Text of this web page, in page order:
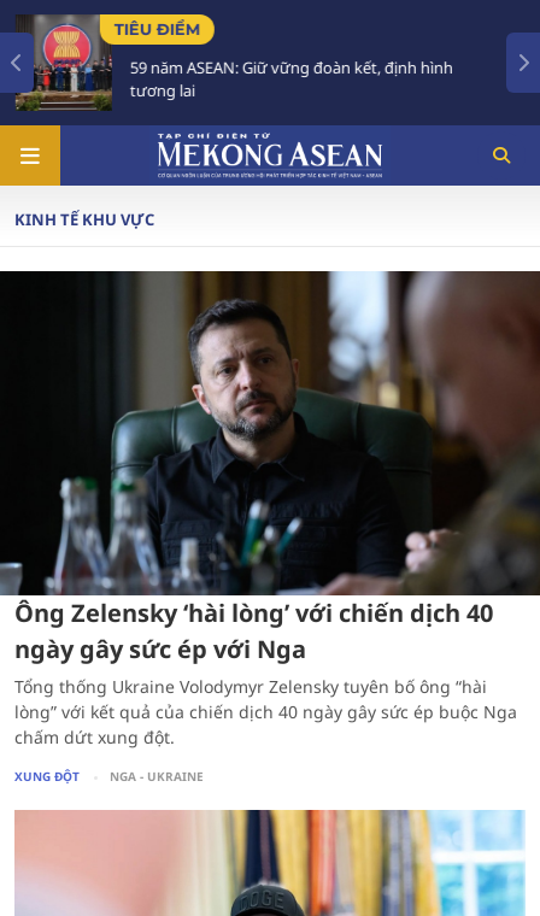
TIÊU ĐIỂM
59 năm ASEAN: Giữ vững đoàn kết, định hình
tương lai
KINH TẾ KHU VỰC
Ông Zelensky ‘hài lòng’ với chiến dịch 40
ngày gây sức ép với Nga
Tổng thống Ukraine Volodymyr Zelensky tuyên bố ông “hài
lòng” với kết quả của chiến dịch 40 ngày gây sức ép buộc Nga
chấm dứt xung đột.
XUNG ĐỘT NGA - UKRAINE